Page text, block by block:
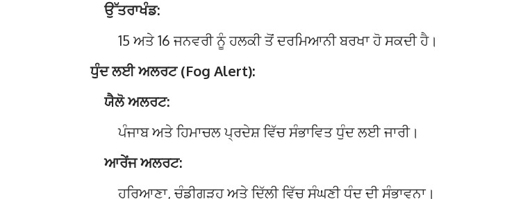
ਉੱਤਰਾਖੰਡ:
15 ਅਤੇ 16 ਜਨਵਰੀ ਨੂੰ ਹਲਕੀ ਤੋਂ ਦਰਮਿਆਨੀ ਬਰਖਾ ਹੋ ਸਕਦੀ ਹੈ।
ਧੁੰਦ ਲਈ ਅਲਰਟ (Fog Alert):
ਯੈਲੋ ਅਲਰਟ:
ਪੰਜਾਬ ਅਤੇ ਹਿਮਾਚਲ ਪ੍ਰਦੇਸ਼ ਵਿੱਚ ਸੰਭਾਵਿਤ ਧੁੰਦ ਲਈ ਜਾਰੀ।
ਆਰੇਂਜ ਅਲਰਟ:
ਹਰਿਆਣਾ, ਚੰਡੀਗੜ੍ਹ ਅਤੇ ਦਿੱਲੀ ਵਿੱਚ ਸੰਘਣੀ ਧੁੰਦ ਦੀ ਸੰਭਾਵਨਾ।